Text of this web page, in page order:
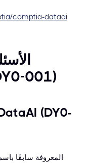
comptia-dataai
001)